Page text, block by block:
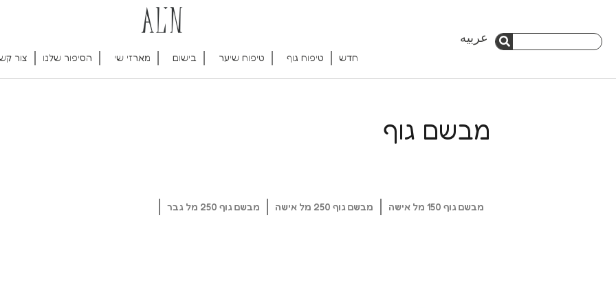
לתוכן חיפוש
عربيه
חדש טיפוח גוף טיפוח שיער בישום מארזי שי הסיפור שלנו צור
מבשם גוף
מבשם גוף 150 מל אישה מבשם גוף 250 מל אישה מבשם גוף 250 מל גבר